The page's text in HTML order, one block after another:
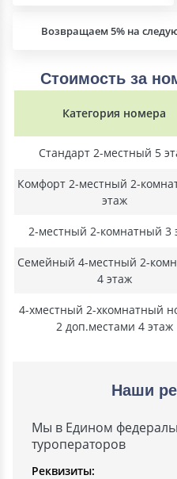
Возвращаем 5% на
Стоимость за
Категория номера
Стандарт 2-местный 5
Комфорт 2-местный 2-
этаж
2-местный 2-комнатный 3
Семейный 4-местный 2-
4 этаж
4-хместный 2-хкомнатный
2 доп.местами 4 этаж
Наши
Мы в Едином
туроператоров
Реквизиты: